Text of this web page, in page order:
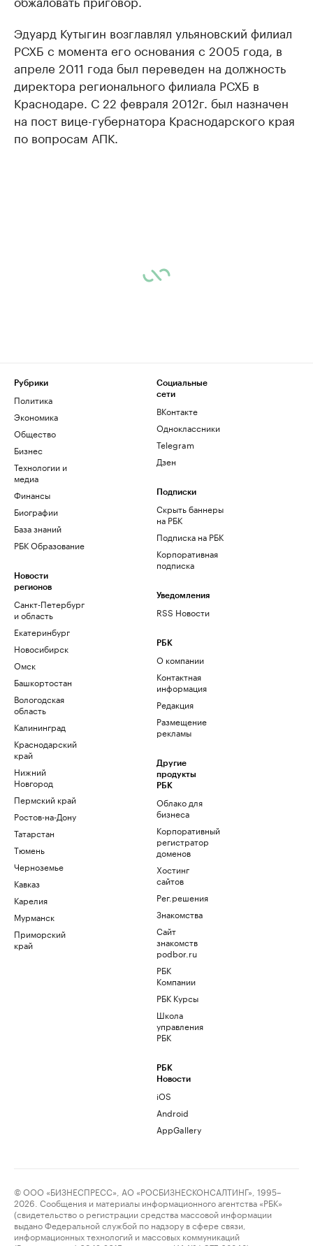
Эдуард Кутыгин возглавлял ульяновский филиал
РСХБ с момента его основания с 2005 года, в
апреле 2011 года был переведен на должность
директора регионального филиала РСХБ в
Краснодаре. С 22 февраля 2012г. был назначен
на пост вице-губернатора Краснодарского края
по вопросам АПК.
Рубрики
Политика
Экономика
Общество
Бизнес
Технологии и
медиа
Финансы
Биографии
База знаний
РБК Образование
Новости
регионов
Санкт-Петербург
и область
Екатеринбург
Новосибирск
Омск
Башкортостан
Вологодская
область
Калининград
Краснодарский
край
Нижний
Новгород
Пермский край
Ростов-на-Дону
Татарстан
Тюмень
Черноземье
Кавказ
Карелия
Мурманск
Приморский
край
Социальные
сети
ВКонтакте
Одноклассники
Telegram
Дзен
Подписки
Скрыть баннеры
на РБК
Подписка на РБК
Корпоративная
подписка
Уведомления
RSS Новости
РБК
О компании
Контактная
информация
Редакция
Размещение
рекламы
Другие
продукты
РБК
Облако для
бизнеса
Корпоративный
регистратор
доменов
Хостинг
сайтов
Рег.решения
Знакомства
Сайт
знакомств
podbor.ru
РБК
Компании
РБК Курсы
Школа
управления
РБК
РБК
Новости
iOS
Android
AppGallery
© ООО «БИЗНЕСПРЕСС», АО «РОСБИЗНЕСКОНСАЛТИНГ», 1995–
2026. Сообщения и материалы информационного агентства «РБК»
(свидетельство о регистрации средства массовой информации
выдано Федеральной службой по надзору в сфере связи,
информационных технологий и массовых коммуникаций